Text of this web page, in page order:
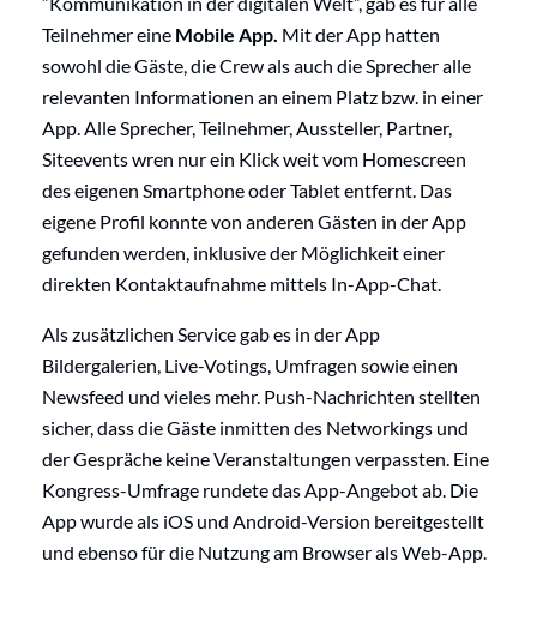
Teilnehmer eine Mobile App. Mit der App hatten
sowohl die Gäste, die Crew als auch die Sprecher alle
relevanten Informationen an einem Platz bzw. in einer
App. Alle Sprecher, Teilnehmer, Aussteller, Partner,
Siteevents wren nur ein Klick weit vom Homescreen
des eigenen Smartphone oder Tablet entfernt. Das
eigene Profil konnte von anderen Gästen in der App
gefunden werden, inklusive der Möglichkeit einer
direkten Kontaktaufnahme mittels In-App-Chat.
Als zusätzlichen Service gab es in der App
Bildergalerien, Live-Votings, Umfragen sowie einen
Newsfeed und vieles mehr. Push-Nachrichten stellten
sicher, dass die Gäste inmitten des Networkings und
der Gespräche keine Veranstaltungen verpassten. Eine
Kongress-Umfrage rundete das App-Angebot ab. Die
App wurde als iOS und Android-Version bereitgestellt
und ebenso für die Nutzung am Browser als Web-App.